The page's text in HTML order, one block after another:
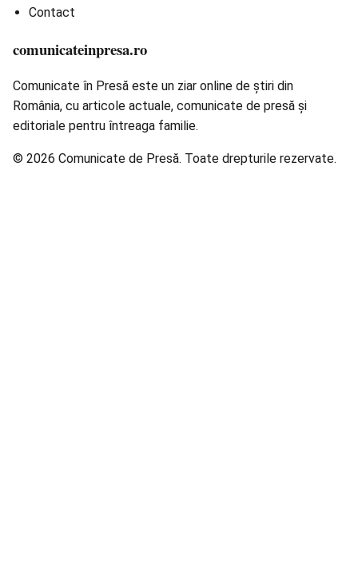
Contact
comunicateinpresa.ro
Comunicate în Presă este un ziar online de știri din
România, cu articole actuale, comunicate de presă și
editoriale pentru întreaga familie.
© 2026 Comunicate de Presă. Toate drepturile rezervate.